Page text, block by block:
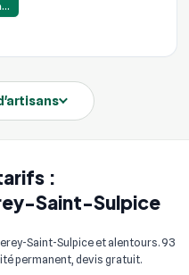
:
Saint-Sulpice
Saint-Sulpice et alentours. 93
permanent, devis gratuit.